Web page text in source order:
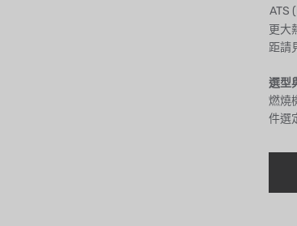
ATS
更大
距請
選型
燃燒
件選